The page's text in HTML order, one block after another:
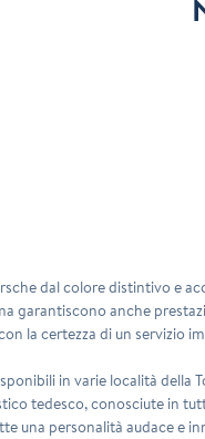
dal colore distintivo e
garantiscono anche
la certezza di un servizio
in varie località della
tedesco, conosciute in
una personalità audace e